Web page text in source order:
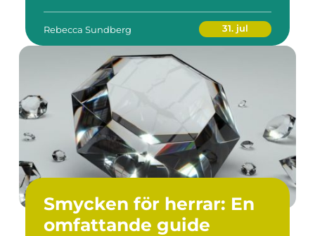
Rebecca Sundberg 31. jul
Smycken för herrar: En
omfattande guide